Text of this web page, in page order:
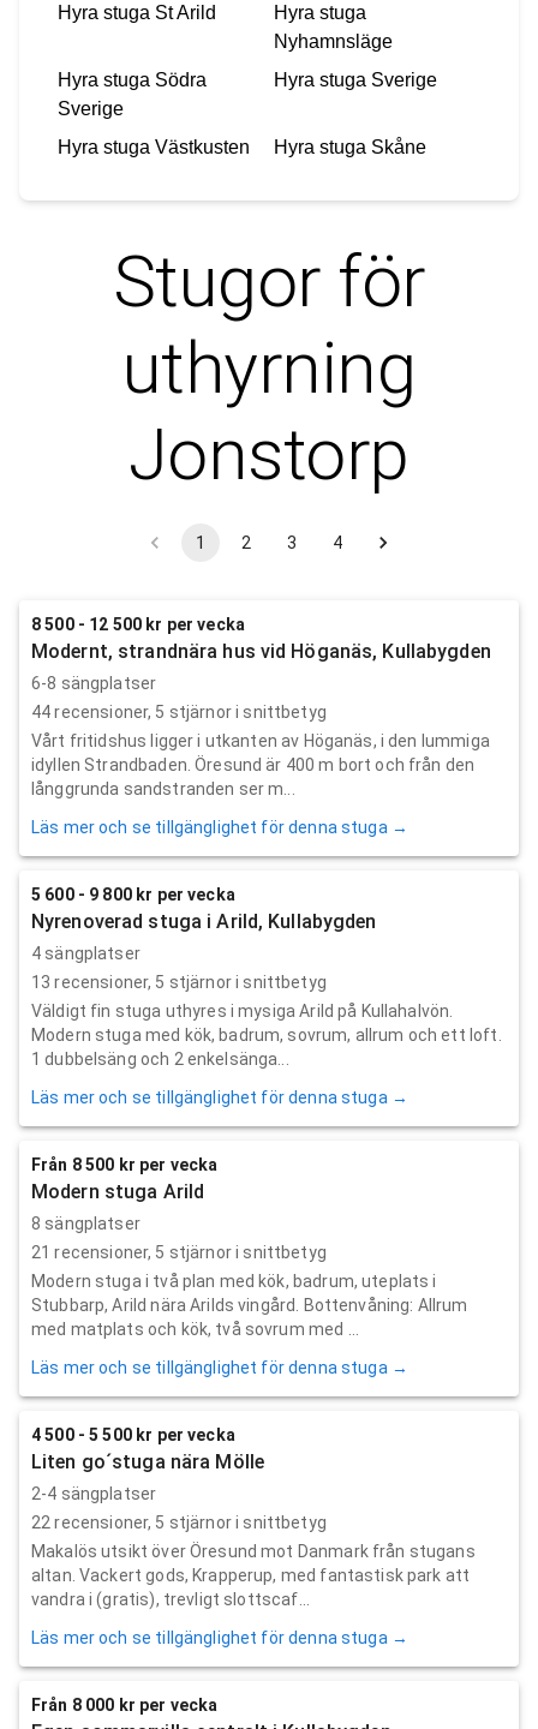
Hyra stuga St Arild
Hyra stuga
Nyhamnsläge
Hyra stuga Södra
Sverige
Hyra stuga Sverige
Hyra stuga Västkusten Hyra stuga Skåne
Stugor för
uthyrning
Jonstorp
1 2 3 4
8 500 - 12 500 kr per vecka
Modernt, strandnära hus vid Höganäs, Kullabygden
6-8 sängplatser
44recensioner, 5 stjärnor i snittbetyg
Vårt fritidshus ligger i utkanten av Höganäs, i den lummiga
idyllen Strandbaden. Öresund är 400 m bort och från den
långgrunda sandstranden ser m...
Läs mer och se tillgänglighet för denna stuga →
5 600 - 9 800 kr per vecka
Nyrenoverad stuga i Arild, Kullabygden
4 sängplatser
13 recensioner, 5 stjärnor i snittbetyg
Väldigt fin stuga uthyres i mysiga Arild på Kullahalvön.
Modern stuga med kök, badrum, sovrum, allrum och ett loft.
1 dubbelsäng och 2 enkelsänga...
Läs mer och se tillgänglighet för denna stuga →
Från 8 500 kr per vecka
Modern stuga Arild
8 sängplatser
21 recensioner, 5 stjärnor i snittbetyg
Modern stuga i två plan med kök, badrum, uteplats i
Stubbarp, Arild nära Arilds vingård. Bottenvåning: Allrum
med matplats och kök, två sovrum med ...
Läs mer och se tillgänglighet för denna stuga →
4 500 - 5 500 kr per vecka
Liten go´stuga nära Mölle
2-4 sängplatser
22 recensioner, 5 stjärnor i snittbetyg
Makalös utsikt över Öresund mot Danmark från stugans
altan. Vackert gods, Krapperup, med fantastisk park att
vandra i (gratis), trevligt slottscaf...
Läs mer och se tillgänglighet för denna stuga →
Från 8 000 kr per vecka